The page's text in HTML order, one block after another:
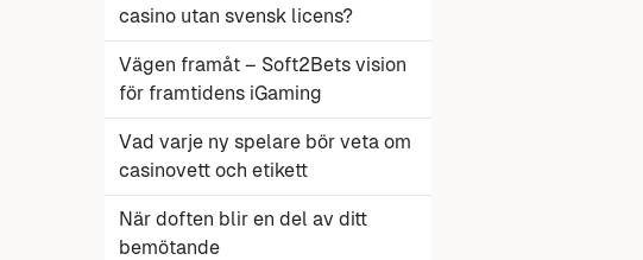
casino utan svensk licens?
Vägen framåt – Soft2Bets vision
för framtidens iGaming
Vad varje ny spelare bör veta om
casinovett och etikett
När doften blir en del av ditt
bemötande